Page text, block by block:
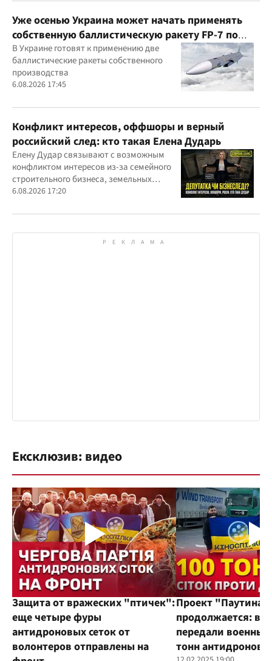
Уже осенью Украина может начать применять
собственную баллистическую ракету FP-7 по
вражеским целям
В Украине готовят к применению две
баллистические ракеты собственного
производства
6.08.2026 17:45
Конфликт интересов, оффшоры и верный
российский след: кто такая Елена Дударь
Елену Дудар связывают с возможным
конфликтом интересов из-за семейного
строительного бизнеса, земельных
скандалов, судебных дел
6.08.2026 17:20
Ексклюзив: видео
Защита от вражеских "птичек":
еще четыре фуры
антидроновых сеток от
волонтеров отправлены на
Проект "Паутина"
продолжается:
передали
тонн